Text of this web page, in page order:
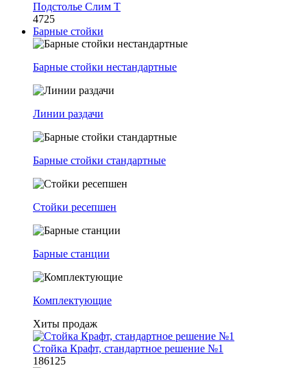
Подстолье Слим Т
4725
Барные стойки
Барные стойки нестандартные
Линии раздачи
Барные стойки стандартные
Стойки ресепшен
Барные станции
Комплектующие
Хиты продаж
Стойка Крафт, стандартное решение №1
186125